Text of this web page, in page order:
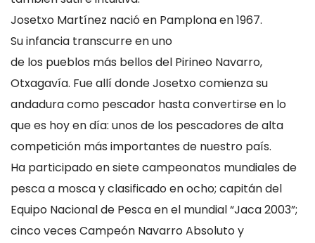
Josetxo Martínez nació en Pamplona en 1967.
Su infancia transcurre en uno
de los pueblos más bellos del Pirineo Navarro,
Otxagavía. Fue allí donde Josetxo comienza su
andadura como pescador hasta convertirse en lo
que es hoy en día: unos de los pescadores de alta
competición más importantes de nuestro país.
Ha participado en siete campeonatos mundiales de
pesca a mosca y clasificado en ocho; capitán del
Equipo Nacional de Pesca en el mundial “Jaca 2003”;
cinco veces Campeón Navarro Absoluto y